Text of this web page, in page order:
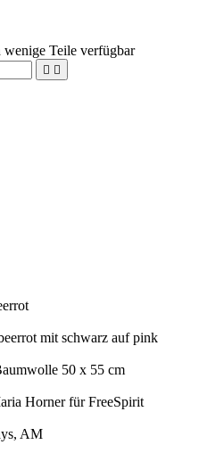
wenige Teile verfügbar
 
mit schwarz auf pink
50 x 55 cm
Horner für FreeSpirit
AM